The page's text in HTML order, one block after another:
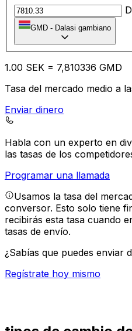
D
GMD - Dalasi gambiano
1.00 SEK = 7,810336 GMD
Tasa del mercado medio a
Enviar dinero
Habla con un experto en
las tasas de los
Programar una llamada
Usamos la tasa del
conversor. Esto solo tiene
recibirás esta tasa cuando
tasas de envío.
¿Sabías que puedes enviar
Regístrate hoy mismo